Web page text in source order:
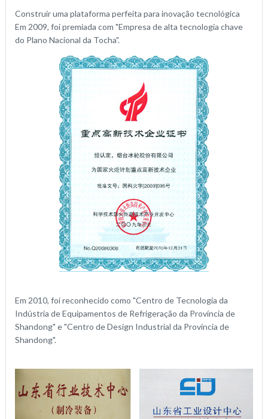
Construir uma plataforma perfeita para inovação tecnológica
Em 2009, foi premiada com "Empresa de alta tecnologia chave
do Plano Nacional da Tocha".
Em 2010, foi reconhecido como "Centro de Tecnologia da
Indústria de Equipamentos de Refrigeração da Província de
Shandong" e "Centro de Design Industrial da Província de
Shandong".